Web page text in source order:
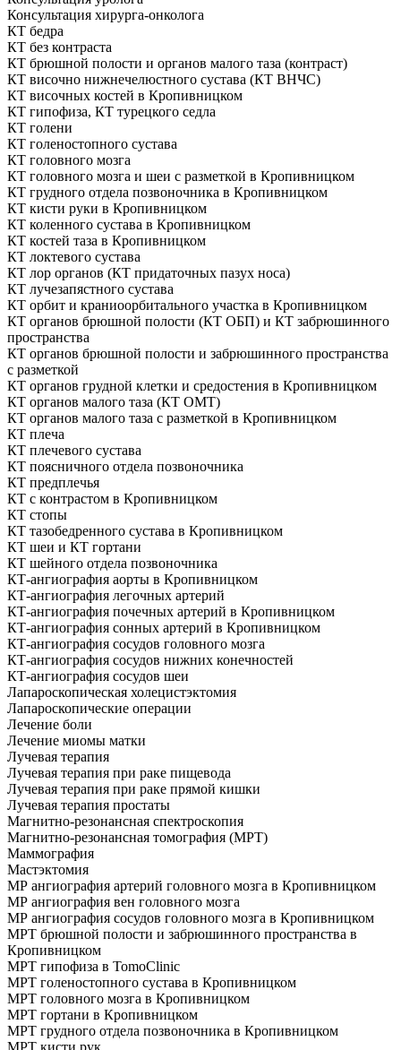
Консультация хирурга-онколога
КТ бедра
КТ без контраста
КТ брюшной полости и органов малого таза (контраст)
КТ височно нижнечелюстного сустава (КТ ВНЧС)
КТ височных костей в Кропивницком
КТ гипофиза, КТ турецкого седла
КТ голени
КТ голеностопного сустава
КТ головного мозга
КТ головного мозга и шеи с разметкой в Кропивницком
КТ грудного отдела позвоночника в Кропивницком
КТ кисти руки в Кропивницком
КТ коленного сустава в Кропивницком
КТ костей таза в Кропивницком
КТ локтевого сустава
КТ лор органов (КТ придаточных пазух носа)
КТ лучезапястного сустава
КТ орбит и краниоорбитального участка в Кропивницком
КТ органов брюшной полости (КТ ОБП) и КТ забрюшинного
пространства
КТ органов брюшной полости и забрюшинного пространства
с разметкой
КТ органов грудной клетки и средостения в Кропивницком
КТ органов малого таза (КТ ОМТ)
КТ органов малого таза с разметкой в Кропивницком
КТ плеча
КТ плечевого сустава
КТ поясничного отдела позвоночника
КТ предплечья
КТ с контрастом в Кропивницком
КТ стопы
КТ тазобедренного сустава в Кропивницком
КТ шеи и КТ гортани
КТ шейного отдела позвоночника
КТ-ангиография аорты в Кропивницком
КТ-ангиография легочных артерий
КТ-ангиография почечных артерий в Кропивницком
КТ-ангиография сонных артерий в Кропивницком
КТ-ангиография сосудов головного мозга
КТ-ангиография сосудов нижних конечностей
КТ-ангиография сосудов шеи
Лапароскопическая холецистэктомия
Лапароскопические операции
Лечение боли
Лечение миомы матки
Лучевая терапия
Лучевая терапия при раке пищевода
Лучевая терапия при раке прямой кишки
Лучевая терапия простаты
Магнитно-резонансная спектроскопия
Магнитно-резонансная томография (МРТ)
Маммография
Мастэктомия
МР ангиография артерий головного мозга в Кропивницком
МР ангиография вен головного мозга
МР ангиография сосудов головного мозга в Кропивницком
МРТ брюшной полости и забрюшинного пространства в
Кропивницком
МРТ гипофиза в TomoClinic
МРТ голеностопного сустава в Кропивницком
МРТ головного мозга в Кропивницком
МРТ гортани в Кропивницком
МРТ грудного отдела позвоночника в Кропивницком
МРТ кисти рук